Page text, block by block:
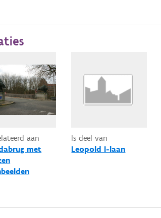
aan
met
Is deel van
Leopold I-laan